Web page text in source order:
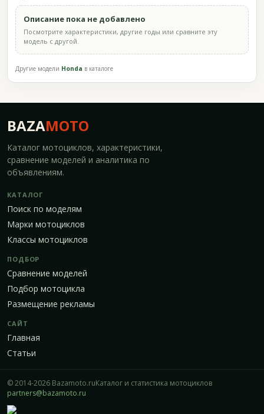
Описание пока не добавлено
Посмотрите характеристики, другие годы или сравните эту
модель с другой.
Другие модели Honda в каталоге
BAZAMOTO
Каталог мотоциклов, характеристики,
сравнение моделей и аналитика по
объявлениям.
КАТАЛОГ
Поиск по моделям
Марки мотоциклов
Классы мотоциклов
ПОДБОР
Сравнение моделей
Подбор мотоцикла
Размещение рекламы
САЙТ
Главная
Статьи
© 2014-2026 Bazamoto.ruКаталог и статистика мотоциклов
partners@bazamoto.ru